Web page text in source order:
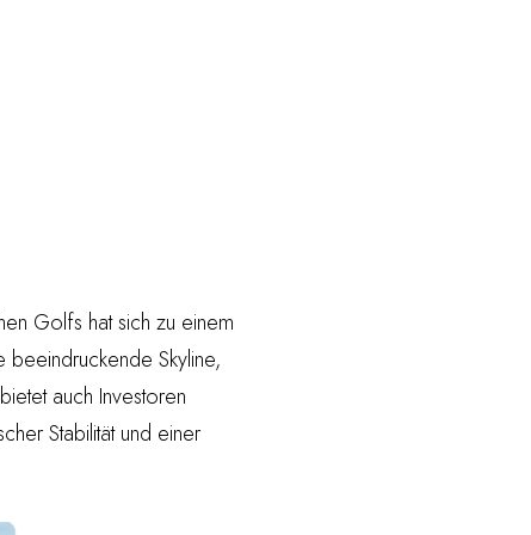
Golfs hat sich zu einem
beeindruckende Skyline,
auch Investoren
Stabilität und einer